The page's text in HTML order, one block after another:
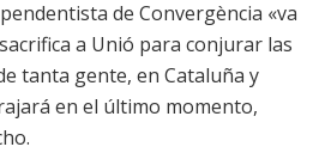
de Convergència «va
a Unió para conjurar las
tanta gente, en Cataluña y
en el último momento,